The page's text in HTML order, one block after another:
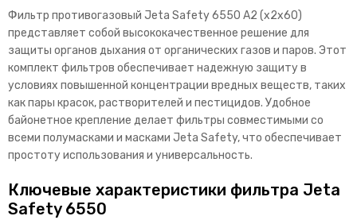
Фильтр противогазовый Jeta Safety 6550 А2 (х2х60)
представляет собой высококачественное решение для
защиты органов дыхания от органических газов и паров. Этот
комплект фильтров обеспечивает надежную защиту в
условиях повышенной концентрации вредных веществ, таких
как пары красок, растворителей и пестицидов. Удобное
байонетное крепление делает фильтры совместимыми со
всеми полумасками и масками Jeta Safety, что обеспечивает
простоту использования и универсальность.
Ключевые характеристики фильтра Jeta
Safety 6550